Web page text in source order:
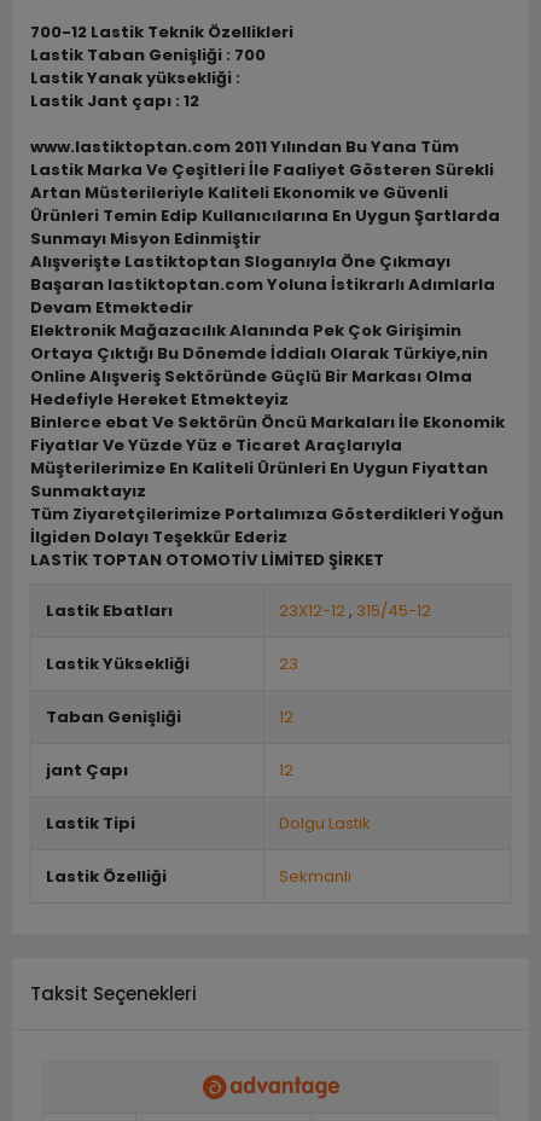
700-12 Lastik Teknik Özellikleri
Lastik Taban Genişliği : 700
Lastik Yanak yüksekliği :
Lastik Jant çapı : 12
www.lastiktoptan.com 2011 Yılından Bu Yana Tüm
Lastik Marka Ve Çeşitleri İle Faaliyet Gösteren Sürekli
Artan Müsterileriyle Kaliteli Ekonomik ve Güvenli
Ürünleri Temin Edip Kullanıcılarına En Uygun Şartlarda
Sunmayı Misyon Edinmiştir
Alışverişte Lastiktoptan Sloganıyla Öne Çıkmayı
Başaran lastiktoptan.com Yoluna İstikrarlı Adımlarla
Devam Etmektedir
Elektronik Mağazacılık Alanında Pek Çok Girişimin
Ortaya Çıktığı Bu Dönemde İddialı Olarak Türkiye,nin
Online Alışveriş Sektöründe Güçlü Bir Markası Olma
Hedefiyle Hereket Etmekteyiz
Binlerce ebat Ve Sektörün Öncü Markaları İle Ekonomik
Fiyatlar Ve Yüzde Yüz e Ticaret Araçlarıyla
Müşterilerimize En Kaliteli Ürünleri En Uygun Fiyattan
Sunmaktayız
Tüm Ziyaretçilerimize Portalımıza Gösterdikleri Yoğun
İlgiden Dolayı Teşekkür Ederiz
LASTİK TOPTAN OTOMOTİV LİMİTED ŞİRKET
Lastik Ebatları 23X12-12, 315/45-12
Lastik Yüksekliği 23
Taban Genişliği 12
jant Çapı 12
Lastik Tipi Dolgu Lastik
Lastik Özelliği Sekmanlı
Taksit Seçenekleri